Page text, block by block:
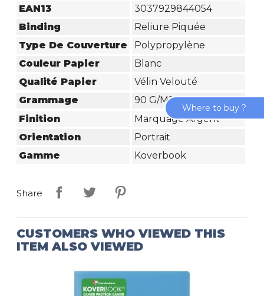
EAN13
3037929844054
Binding
Reliure Piquée
Type De Couverture
Polypropylène
Couleur Papier
Blanc
Qualité Papier
Vélin Velouté
Grammage
90 G/m²
Finition
Marquage Argent
Orientation
Portrait
Gamme
Koverbook
Share
CUSTOMERS WHO VIEWED THIS
ITEM ALSO VIEWED
Where to buy ?